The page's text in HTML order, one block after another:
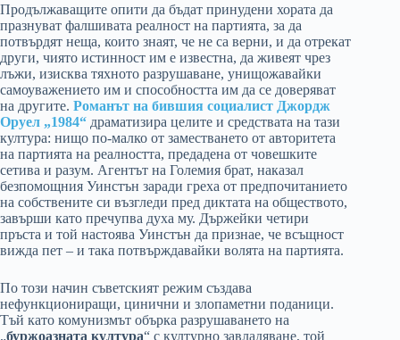
Продължаващите опити да бъдат принудени хората да
празнуват фалшивата реалност на партията, за да
потвърдят неща, които знаят, че не са верни, и да отрекат
други, чиято истинност им е известна, да живеят чрез
лъжи, изисква тяхното разрушаване, унищожавайки
самоуважението им и способността им да се доверяват
на другите. Романът на бившия социалист Джордж
Оруел „1984“ драматизира целите и средствата на тази
култура: нищо по-малко от заместването от авторитета
на партията на реалността, предадена от човешките
сетива и разум. Агентът на Големия брат, наказал
безпомощния Уинстън заради греха от предпочитанието
на собствените си възгледи пред диктата на обществото,
завърши като пречупва духа му. Държейки четири
пръста и той настоява Уинстън да признае, че всъщност
вижда пет – и така потвърждавайки волята на партията.
По този начин съветският режим създава
нефункциониращи, цинични и злопаметни поданици.
Тъй като комунизмът обърка разрушаването на
„буржоазната култура“ с културно завладяване, той